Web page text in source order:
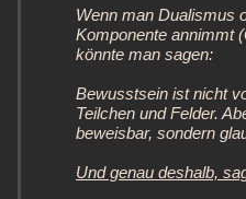
Wenn man Dualismus
Komponente annimmt
könnte man sagen:
Bewusstsein ist nicht
Teilchen und Felder.
beweisbar, sondern
Und genau deshalb,